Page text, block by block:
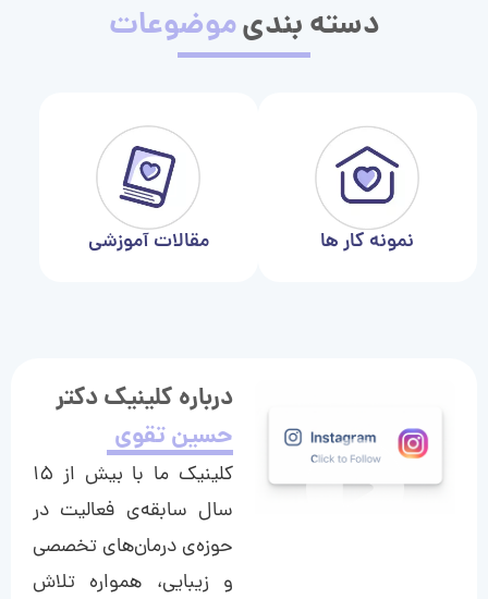
دسته بندیموضوعات
نمونه کار ها مقالات آموزشی
درباره کلینیک دکتر
حسین تقوی
کلینیک ما با بیش از ۱۵
سال سابقه‌ی فعالیت در
حوزه‌ی درمان‌های تخصصی
و زیبایی، همواره تلاش